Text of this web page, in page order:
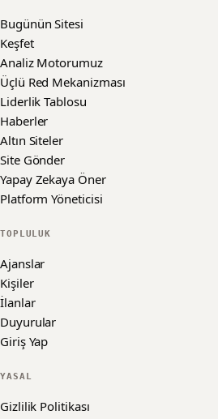
Bugünün Sitesi
Keşfet
Analiz Motorumuz
Üçlü Red Mekanizması
Liderlik Tablosu
Haberler
Altın Siteler
Site Gönder
Yapay Zekaya Öner
Platform Yöneticisi
TOPLULUK
Ajanslar
Kişiler
İlanlar
Duyurular
Giriş Yap
YASAL
Gizlilik Politikası